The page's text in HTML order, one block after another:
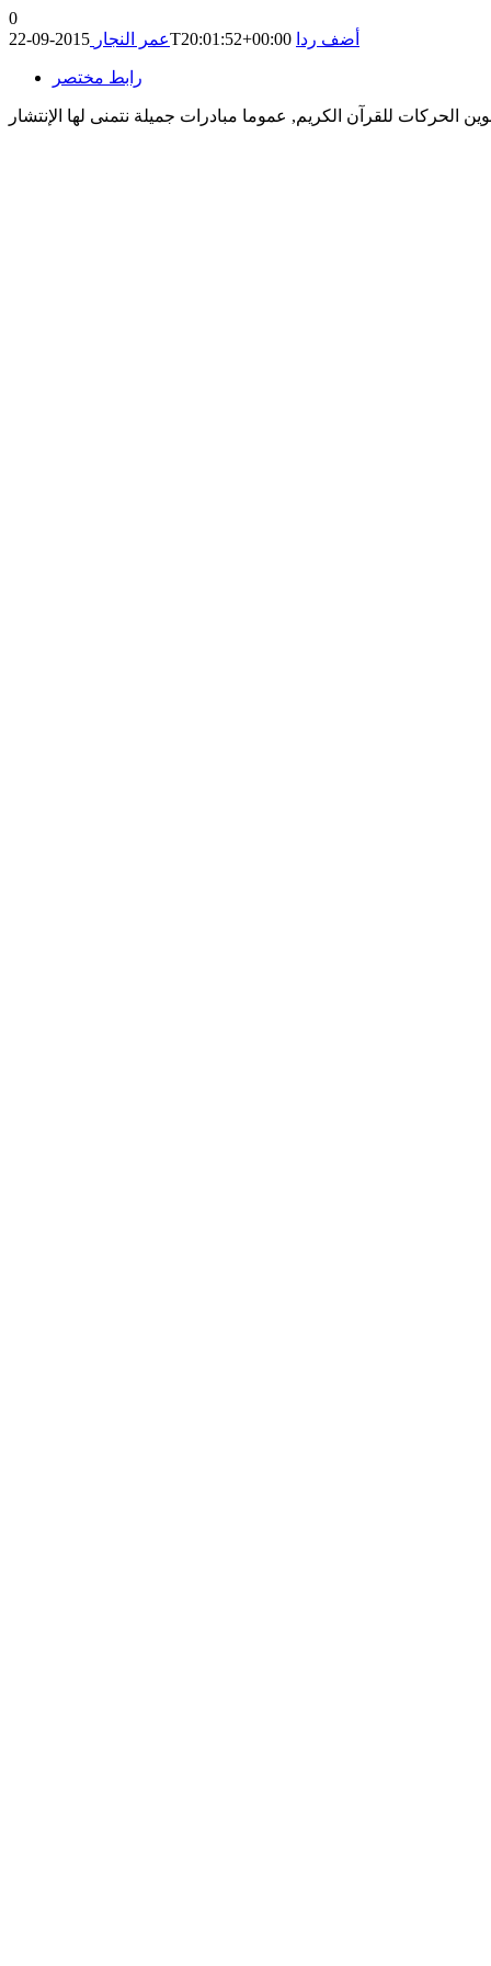
0
عمر النجار2015-09-22T20:01:52+00:00 أضف ردا
رابط مختصر
الحركات للقرآن الكريم, عموما مبادرات جميلة نتمنى لها الإنتشار